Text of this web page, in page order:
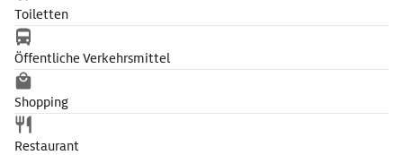
Toiletten
Öffentliche Verkehrsmittel
Shopping
Restaurant